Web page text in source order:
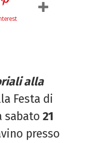
alla
Festa di
sabato 21
presso